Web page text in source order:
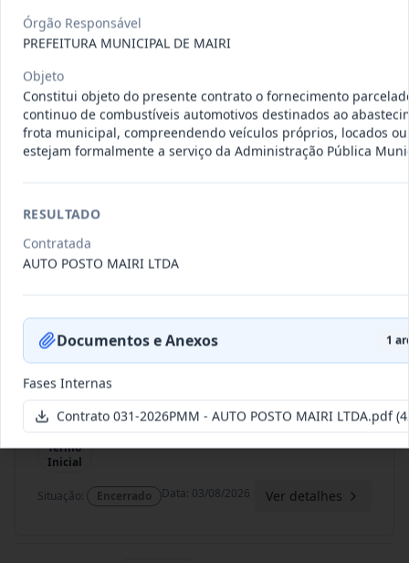
011-
Termo
Inicial
Contratação de empresa especializada
Situação: Encerrado Data:04/08/2026 Ver detalhes
010-
2023
Termo
Constitui o objeto do presente
Situação: Encerrado Data:03/08/2026 Ver detalhes
2023
Termo
Inicial
prestação de serviços de...
Situação: Encerrado Data: 03/08/2026 Ver detalhes
Órgão Responsável
PREFEITURA MUNICIPAL DE MAIRI
Objeto
Constitui objeto do presente contrato o fornecimento
continuo de combustíveis automotivos destinados ao
frota municipal, compreendendo veículos próprios, locados
estejam formalmente a serviço da Administração Pública
RESULTADO
Contratada
AUTO POSTO MAIRI LTDA
Documentos e Anexos 1
Fases Internas
Contrato 031-2026PMM - AUTO POSTO MAIRI LTDA.pdf